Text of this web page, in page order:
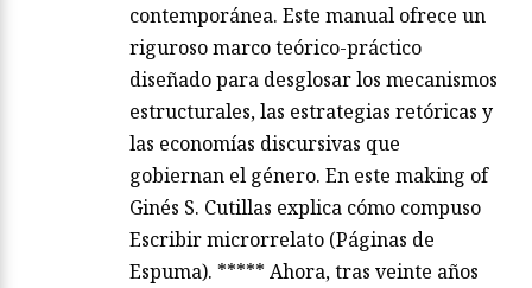
contemporánea. Este manual ofrece un
riguroso marco teórico-práctico
diseñado para desglosar los mecanismos
estructurales, las estrategias retóricas y
las economías discursivas que
gobiernan el género. En este making of
Ginés S. Cutillas explica cómo compuso
Escribir microrrelato (Páginas de
Espuma). ***** Ahora, tras veinte años